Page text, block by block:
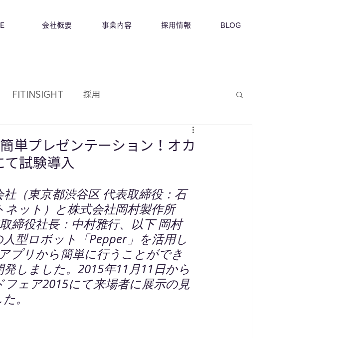
会社概要 事業内容 採用情報 BLOG
FITINSIGHT 採用
単プレゼンテーション！オカ
試験導入
（東京都渋谷区 代表取締役：石
ット）と株式会社岡村製作所
締役社長：中村雅行、以下 岡村
型ロボット「Pepper」を活用し
プリから簡単に行うことができ
しました。2015年11月11日から
ェア2015にて来場者に展示の見
。